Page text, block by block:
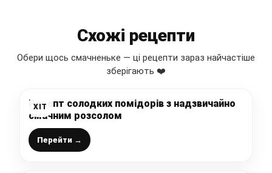
Схожі рецепти
Обери щось смачненьке — ці рецепти зараз найчастіше
зберігають ❤️
ХІТ
Рецепт солодких помідорів з надзвичайно
смачним розсолом
Перейти →